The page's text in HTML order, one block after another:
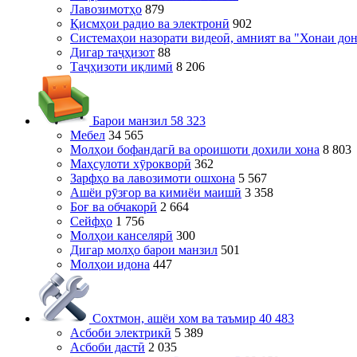
Лавозимотҳо 879
Қисмҳои радио ва электронӣ 902
Системаҳои назорати видеоӣ, амният ва "Хонаи
Дигар таҷҳизот 88
Таҷҳизоти иқлимӣ 8 206
Барои манзил 58 323
Мебел 34 565
Молҳои бофандагӣ ва ороишоти дохили хона 8 803
Маҳсулоти хӯрокворӣ 362
Зарфҳо ва лавозимоти ошхона 5 567
Ашёи рӯзғор ва кимиёи маишӣ 3 358
Боғ ва обчакорӣ 2 664
Сейфҳо 1 756
Молҳои канселярӣ 300
Дигар молҳо барои манзил 501
Молҳои идона 447
Сохтмон, ашёи хом ва таъмир 40 483
Асбоби электрикӣ 5 389
Асбоби дастӣ 2 035